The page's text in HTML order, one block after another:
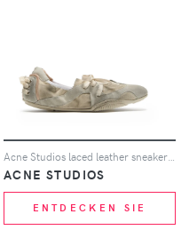
ACNE STUDIOS
ENTDECKEN SIE